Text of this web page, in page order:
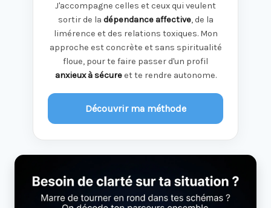
J'accompagne celles et ceux qui veulent
sortir de la dépendance affective, de la
limérence et des relations toxiques. Mon
approche est concrète et sans spiritualité
floue, pour te faire passer d'un profil
anxieux à sécureet te rendre autonome.
Découvrir ma méthode